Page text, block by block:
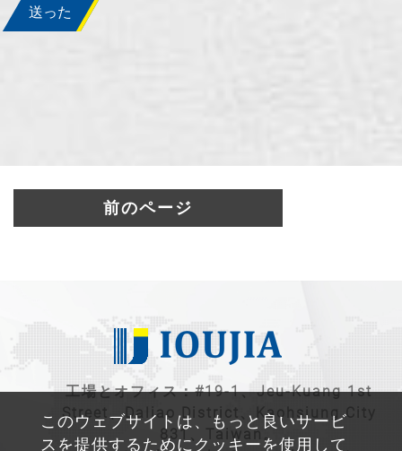
送った
前のページ
このウェブサイトは、もっと良いサービ
スを提供するためにクッキーを使用して
工場とオフィス：#19-1、Jeu-Kuang 1st
Street、Daliao District、Kaohsiung City
831、Taiwan。